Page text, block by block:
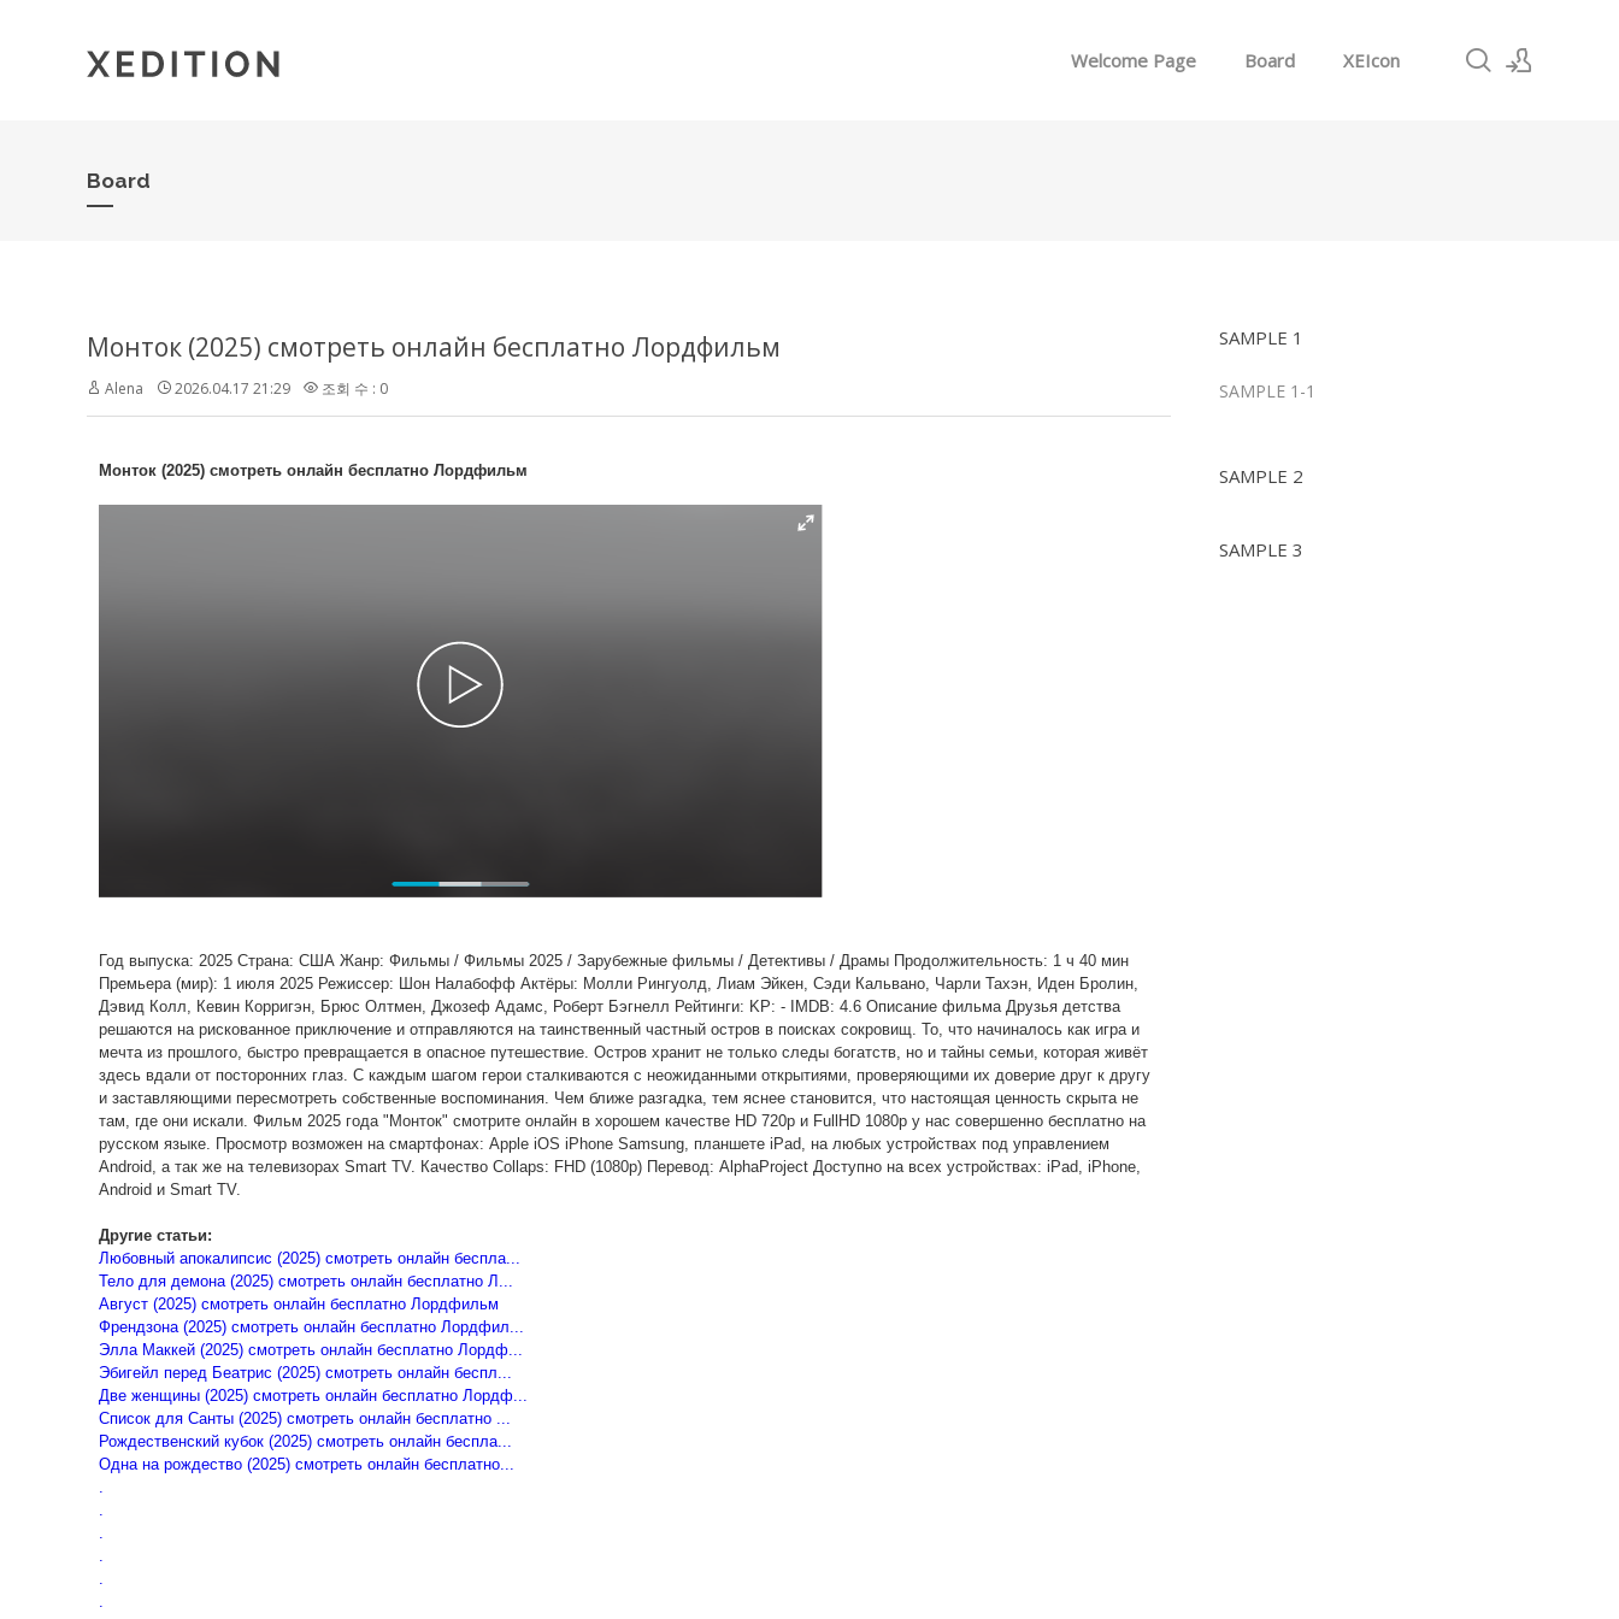
Welcome Page Board XEIcon
Board
SAMPLE 1
SAMPLE 1-1
SAMPLE 2
SAMPLE 3
Монток (2025) смотреть онлайн бесплатно Лордфильм
Alena 2026.04.17 21:29 조회 수 : 0
Монток (2025) смотреть онлайн бесплатно Лордфильм
Год выпуска: 2025 Страна: США Жанр: Фильмы / Фильмы 2025 / Зарубежные фильмы / Детективы / Драмы Продолжительность: 1 ч 40 мин
Премьера (мир): 1 июля 2025 Режиссер: Шон Налабофф Актёры: Молли Рингуолд, Лиам Эйкен, Сэди Кальвано, Чарли Тахэн, Иден Бролин,
Дэвид Колл, Кевин Корригэн, Брюс Олтмен, Джозеф Адамс, Роберт Бэгнелл Рейтинги: KP: - IMDB: 4.6 Описание фильма Друзья детства
решаются на рискованное приключение и отправляются на таинственный частный остров в поисках сокровищ. То, что начиналось как игра и
мечта из прошлого, быстро превращается в опасное путешествие. Остров хранит не только следы богатств, но и тайны семьи, которая живёт
здесь вдали от посторонних глаз. С каждым шагом герои сталкиваются с неожиданными открытиями, проверяющими их доверие друг к другу
и заставляющими пересмотреть собственные воспоминания. Чем ближе разгадка, тем яснее становится, что настоящая ценность скрыта не
там, где они искали. Фильм 2025 года "Монток" смотрите онлайн в хорошем качестве HD 720p и FullHD 1080p у нас совершенно бесплатно на
русском языке. Просмотр возможен на смартфонах: Apple iOS iPhone Samsung, планшете iPad, на любых устройствах под управлением
Android, а так же на телевизорах Smart TV. Качество Collaps: FHD (1080p) Перевод: AlphaProject Доступно на всех устройствах: iPad, iPhone,
Android и Smart TV.
Другие статьи:
Любовный апокалипсис (2025) смотреть онлайн беспла...
Тело для демона (2025) смотреть онлайн бесплатно Л...
Август (2025) смотреть онлайн бесплатно Лордфильм
Френдзона (2025) смотреть онлайн бесплатно Лордфил...
Элла Маккей (2025) смотреть онлайн бесплатно Лордф...
Эбигейл перед Беатрис (2025) смотреть онлайн беспл...
Две женщины (2025) смотреть онлайн бесплатно Лордф...
Список для Санты (2025) смотреть онлайн бесплатно ...
Рождественский кубок (2025) смотреть онлайн беспла...
Одна на рождество (2025) смотреть онлайн бесплатно...
.
.
.
.
.
.